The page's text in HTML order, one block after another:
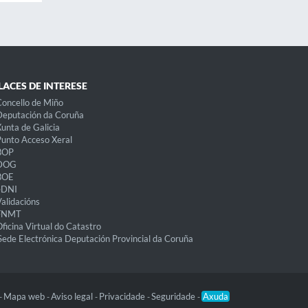
DE INTERESE
de Miño
da Coruña
de Galicia
Acceso Xeral
Virtual do Catastro
Electrónica Deputación Provincial da Coruña
- Mapa web -Aviso legal - Privacidade -Seguridade - Axuda